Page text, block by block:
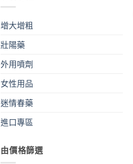
增大增粗
壯陽藥
外用噴劑
女性用品
迷情春藥
進口專區
由價格篩選